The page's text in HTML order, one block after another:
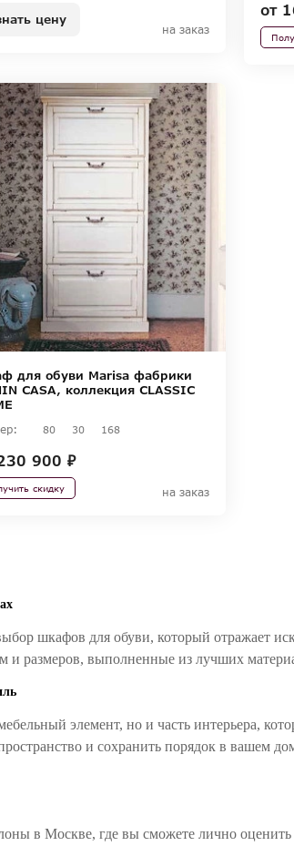
цену
на заказ
от
для обуви Marisa фабрики
CASA, коллекция CLASSIC
80 30 168
900 ₽
скидку на заказ
шкафов для обуви, который отражает
и размеров, выполненные из лучших
элемент, но и часть интерьера,
и сохранить порядок в
в Москве, где вы сможете лично